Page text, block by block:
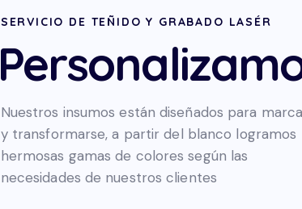
SERVICIO DE TEÑIDO Y GRABADO LASÉR
Nuestros insumos están diseñados para
y transformarse, a partir del blanco logramos
hermosas gamas de colores según las
necesidades de nuestros clientes